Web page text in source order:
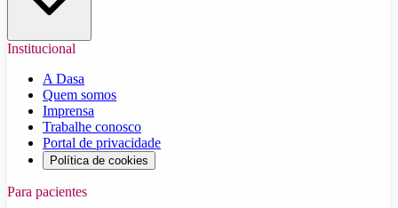
Institucional
A Dasa
Quem somos
Imprensa
Trabalhe conosco
Portal de privacidade
Política de cookies
Para pacientes